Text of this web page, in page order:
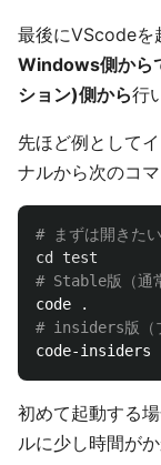
最後にVScodeを
Windows側から
ション)側から行
先ほど例として
ナルから次のコ
# まずは開きた
cd test
# Stable版（通
code
.
# insiders版（
code-insiders
初めて起動する
ルに少し時間がか